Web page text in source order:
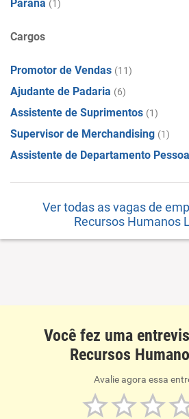
Paraná (1)
Cargos
Promotor de Vendas (11)
Ajudante de Padaria (6)
Assistente de Suprimentos (1)
Supervisor de Merchandising (1)
Assistente de Departamento
Ver todas as vagas de
Recursos Humanos
Você fez uma
Recursos
Avalie agora essa